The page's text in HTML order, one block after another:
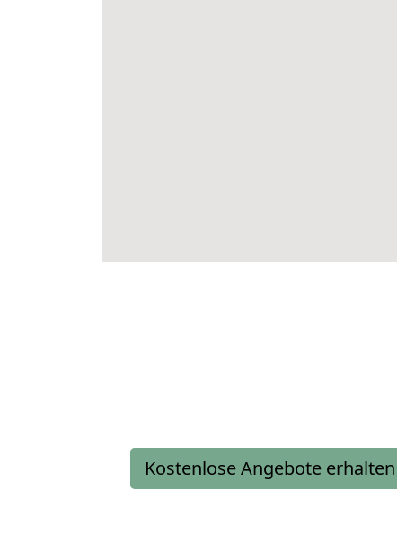
Kostenlose Angebote erhalten